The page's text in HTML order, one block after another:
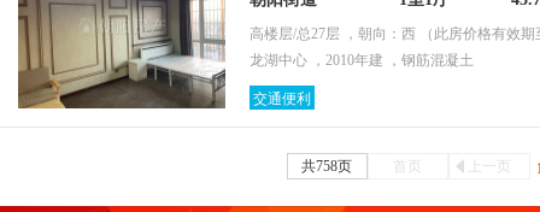
高楼层/总27层 ，朝向：西
（此房价格有效
龙湖中心 ，2010年建 ，钢筋混凝土
交通便利
共758页 首页 上一页